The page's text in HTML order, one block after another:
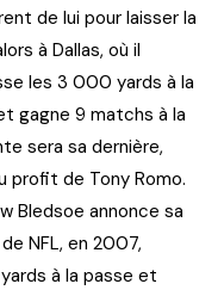
de lui pour laisser la
à Dallas, où il
les 3 000 yards à la
gagne 9 matchs à la
sera sa dernière,
profit de Tony Romo.
Bledsoe annonce sa
NFL, en 2007,
à la passe et